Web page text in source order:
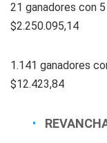
21 ganadores con
$2.250.095,14
1.141 ganadores
$12.423,84